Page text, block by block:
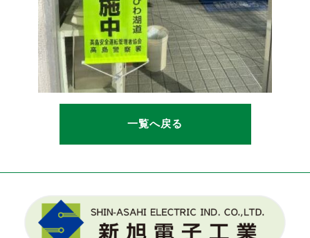
一覧へ戻る